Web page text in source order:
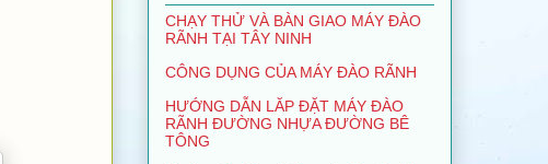
CHẠY THỬ VÀ BÀN GIAO MÁY ĐÀO
RÃNH TẠI TÂY NINH
CÔNG DỤNG CỦA MÁY ĐÀO RÃNH
HƯỚNG DẪN LĂP ĐẶT MÁY ĐÀO
RÃNH ĐƯỜNG NHỰA ĐƯỜNG BÊ
TÔNG